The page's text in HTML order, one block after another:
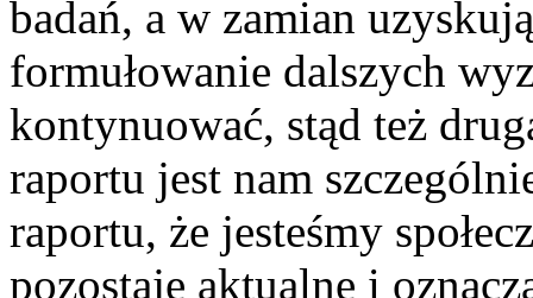
badań, a w zamian
formułowanie dalszych
kontynuować, stąd też
raportu jest nam
raportu, że jesteśmy
pozostaje aktualne i